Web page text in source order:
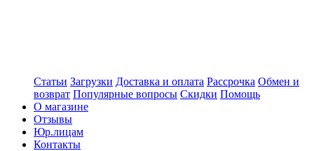
Статьи Загрузки Доставка и оплата Рассрочка Обмен и
возврат Популярные вопросы Скидки Помощь
О магазине
Отзывы
Юр.лицам
Контакты